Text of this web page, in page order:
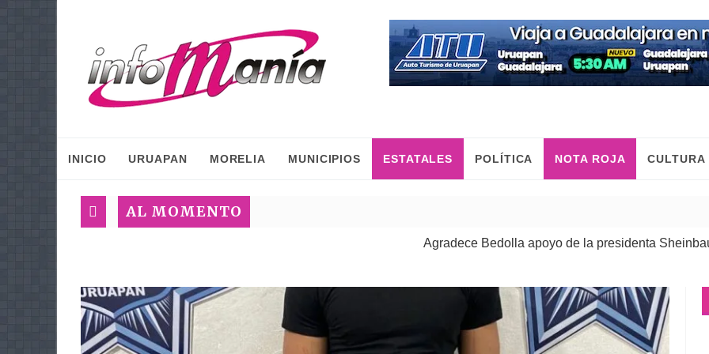
INICIO URUAPAN MORELIA MUNICIPIOS ESTATALES POLÍTICA NOTA ROJA CULTURA
AL MOMENTO
Agradece Bedolla apoyo de la presidenta Sheinbaum para